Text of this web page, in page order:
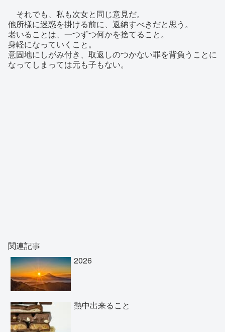
それでも、私も次女と同じ意見だ。
他所様に迷惑を掛ける前に、返納すべきだと思う。
老いることは、一つずつ何かを捨てること。
身軽になっていくこと。
意固地にしがみ付き、取返しのつかない罪を背負うことに
なってしまっては元も子もない。
関連記事
2026
熱中出来ること